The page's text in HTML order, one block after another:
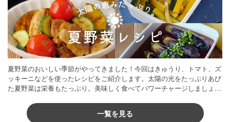
夏野菜のおいしい季節がやってきました！今回はきゅうり、トマト、ズ
ッキーニなどを使ったレシピをご紹介します。太陽の光をたっぷりあび
た夏野菜は栄養もたっぷり。美味しく食べてパワーチャージしましょう
一覧を見る